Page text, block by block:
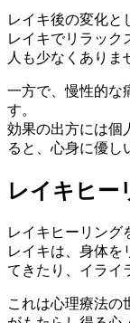
レイキ後の変化と
レイキでリラック
人も少なくありま
一方で、慢性的な
す。
効果の出方には個
ると、心身に優し
レイキヒー
レイキヒーリング
レイキは、身体を
てきたり、イライ
これは心理療法の